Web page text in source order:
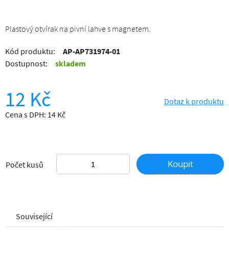
Plastový otvírak na pivní lahve s magnetem.
Kód produktu:
AP-AP731974-01
Dostupnost:
skladem
12 Kč
Cena s DPH: 14 Kč
Dotaz k produktu
Počet kusů Koupit
Související